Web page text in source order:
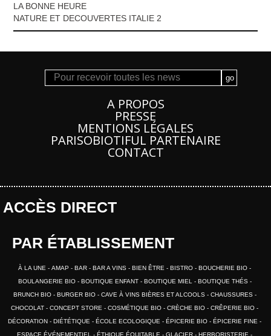
LA BONNE HEURE
NATURE ET DECOUVERTES ITALIE 2
A PROPOS
PRESSE
MENTIONS LÉGALES
PARISOBIOTIFUL PARTENAIRE
CONTACT
ACCÈS DIRECT
PAR ÉTABLISSEMENT
À LA UNE AMAP BAR BAR A VINS BIEN ÊTRE BISTRO
BOUCHERIE BIO
BOULANGERIE BIO
BOUTIQUE ENFANT BOUTIQUE MIEL
BOUTIQUE THÉS
BRUNCH BIO
BURGER BIO CAVE À VINS BIÈRES ET ALCOOLS
CHAUSSURES
CHOCOLAT
CONCEPT STORE COSMÉTIQUE BIO CRÈCHE BIO
CRÊPERIE BIO
DÉCORATION
DIÉTÉTIQUE ÉCOLE ECOLOGIQUE ÉPICERIE BIO
ÉPICERIE FINE
ESPACE ÉVÉNEMENTIEL
ÉTHIQUE ÉQUITABLE GLACIER
HERBORISTERIE